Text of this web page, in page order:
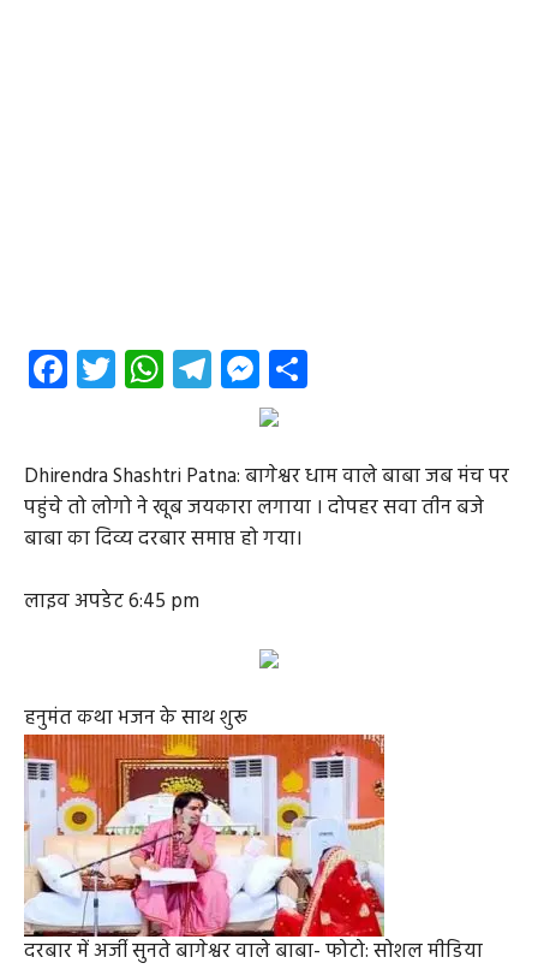
Facebook
Twitter
WhatsApp
Telegram
Messenger
Dhirendra Shashtri Patna: बागेश्वर धाम वाले बाबा जब मंच पर
पहुंचे तो लोगो ने खूब जयकारा लगाया । दोपहर सवा तीन बजे
बाबा का दिव्य दरबार समाप्त हो गया।
लाइव अपडेट 6:45 pm
हनुमंत कथा भजन के साथ शुरू
दरबार में अर्जी सुनते बागेश्वर वाले बाबा- फोटो: सोशल मीडिया